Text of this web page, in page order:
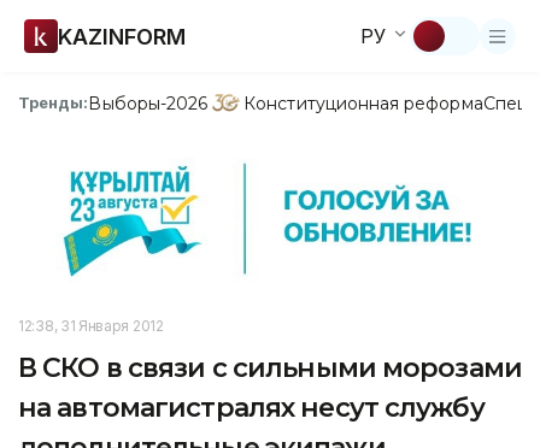
KAZINFORM РУ
Тренды:Выборы-2026 Конституционная реформа
12:38, 31 Января 2012
В СКО в связи с сильными морозами
на автомагистралях несут службу